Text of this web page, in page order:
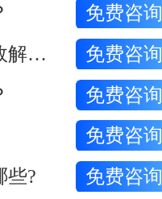
免费咨询
在广州，公司税务发生异常如何高效解除？
免费咨询
免费咨询
免费咨询
些?
免费咨询